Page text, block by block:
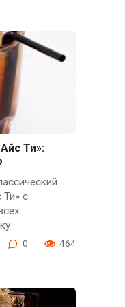
Ти»:
Ти» с
0 464